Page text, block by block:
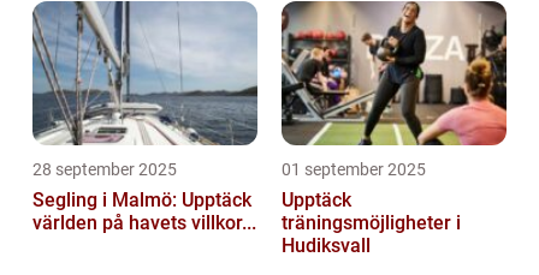
28 september 2025
Segling i Malmö: Upptäck
världen på havets villkor...
01 september 2025
Upptäck
träningsmöjligheter i
Hudiksvall